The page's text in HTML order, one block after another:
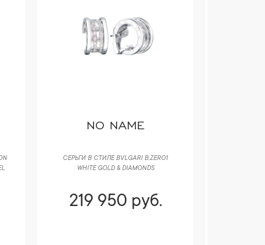
NO NAME
СЕРЬГИ В СТИЛЕ BVLGARI B.ZERO1
WHITE GOLD & DIAMONDS
219 950 руб.